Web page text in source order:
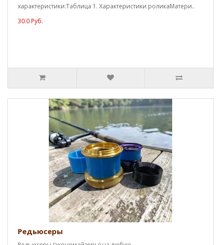
характеристики:Таблица 1. Характеристики роликаМатери..
30.0 Руб.
Редьюсеры